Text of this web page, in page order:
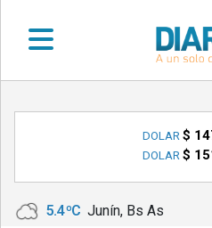
•
LOCALES
•
DOLAR $
DOLAR $
5.4 ºC Junín, Bs As